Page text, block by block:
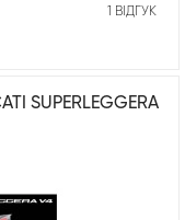
1 ВІДГУК
SUPERLEGGERA